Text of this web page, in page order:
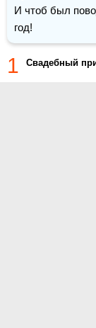
И чтоб был
год!
1 Свадебный